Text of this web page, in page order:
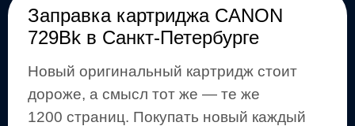
Заправка картриджа CANON
729Bkв Санкт-Петербурге
Новый оригинальный картридж стоит
дороже, а смысл тот же — те же
1200 страниц. Покупать новый каждый